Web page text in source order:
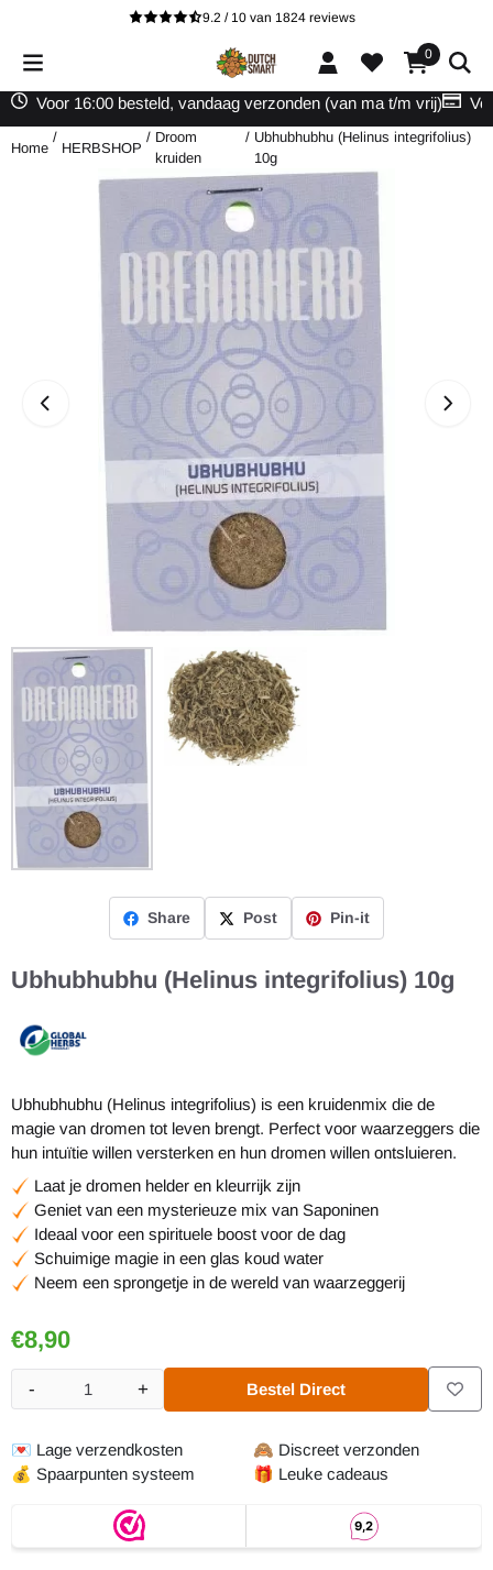
Cookievoorkeuren zijn beschikbaar. Kies instellingen of sta alle
9.2 / 10 van 1824 reviews
0
Voor 16:00 besteld, vandaag verzonden (van ma t/m vrij)
Home
/
HERBSHOP
/ Droom
kruiden
/ Ubhubhubhu (Helinus integrifolius)
10g
Share Post Pin-it
Ubhubhubhu (Helinus integrifolius) 10g
Ubhubhubhu (Helinus integrifolius) is een kruidenmix die de
magie van dromen tot leven brengt. Perfect voor waarzeggers die
hun intuïtie willen versterken en hun dromen willen ontsluieren.
Laat je dromen helder en kleurrijk zijn
Geniet van een mysterieuze mix van Saponinen
Ideaal voor een spirituele boost voor de dag
Schuimige magie in een glas koud water
Neem een sprongetje in de wereld van waarzeggerij
€8,90
+
- Bestel Direct
💌 Lage verzendkosten 🙈 Discreet verzonden
💰 Spaarpunten systeem 🎁 Leuke cadeaus